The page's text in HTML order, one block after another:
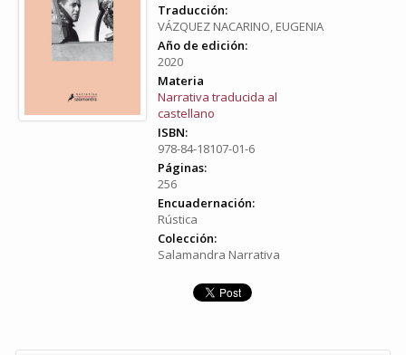
Traducción:
VÁZQUEZ NACARINO, EUGENIA
Año de edición:
2020
Materia
Narrativa traducida al
castellano
ISBN:
978-84-18107-01-6
Páginas:
256
Encuadernación:
Rústica
Colección:
Salamandra Narrativa